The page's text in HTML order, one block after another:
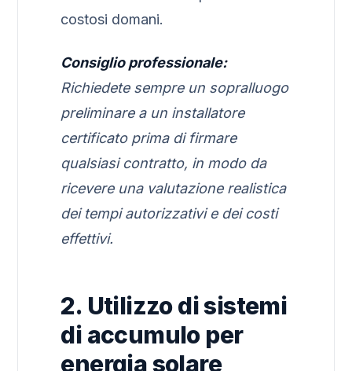
costosi domani.
Consiglio professionale:
Richiedete sempre un sopralluogo
preliminare a un installatore
certificato prima di firmare
qualsiasi contratto, in modo da
ricevere una valutazione realistica
dei tempi autorizzativi e dei costi
effettivi.
2. Utilizzo di sistemi
di accumulo per
energia solare